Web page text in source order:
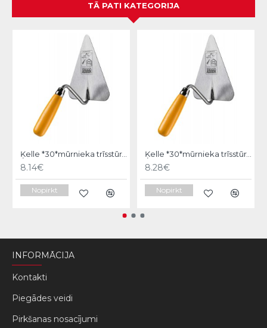
TĀ PATI KATEGORIJA
Ķelle *30*mūrnieka trīsstūra 18cm, Hardy
8.14€
Nopirkt
Ķelle *30*mūrnieka trīsstūra 20cm, Hardy
8.28€
Nopirkt
INFORMĀCIJA
Kontakti
Piegādes veidi
Pirkšanas nosacījumi